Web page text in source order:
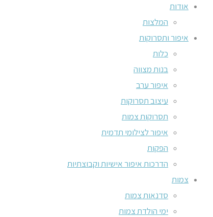
אודות
המלצות
איפור ותסרוקות
כלות
בנות מצווה
איפור ערב
עיצוב תסרוקות
תסרוקות צמות
איפור לצילומי תדמית
הפקות
הדרכות איפור אישיות וקבוצתיות
צמות
סדנאות צמות
ימי הולדת צמות